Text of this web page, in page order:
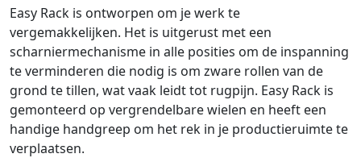
Easy Rack is ontworpen om je werk te
vergemakkelijken. Het is uitgerust met een
scharniermechanisme in alle posities om de inspanning
te verminderen die nodig is om zware rollen van de
grond te tillen, wat vaak leidt tot rugpijn. Easy Rack is
gemonteerd op vergrendelbare wielen en heeft een
handige handgreep om het rek in je productieruimte te
verplaatsen.